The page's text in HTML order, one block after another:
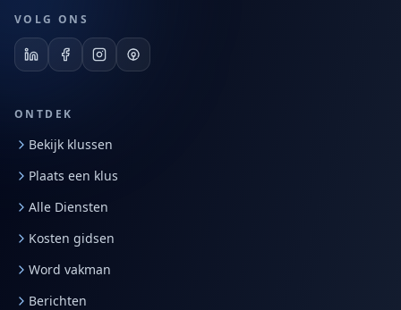
VOLG ONS
ONTDEK
Bekijk klussen
Plaats een klus
Alle Diensten
Kosten gidsen
Word vakman
Berichten